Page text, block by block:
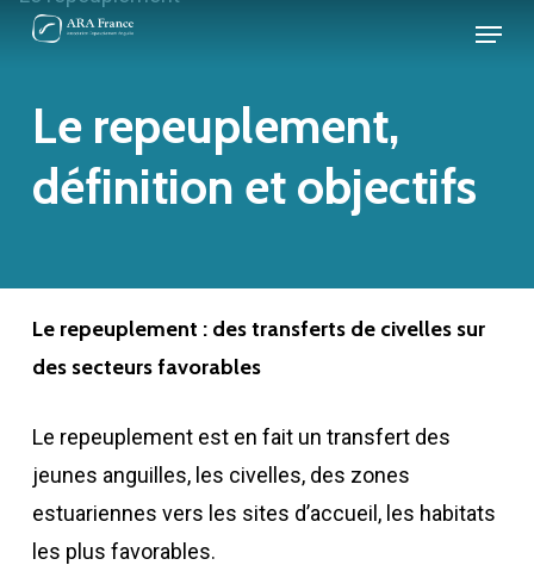
Panneau de gestion des cookies
Skip
content
Menu
Le repeuplement,
définition et objectifs
Le repeuplement : des transferts de civelles sur
des secteurs favorables
Le repeuplement est en fait un transfert des
jeunes anguilles, les civelles, des zones
estuariennes vers les sites d’accueil, les habitats
les plus favorables.